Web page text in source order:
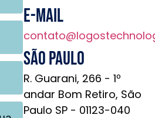
E-mail
São Paulo
R. Guarani, 266 - 1º
andar Bom Retiro, São
Paulo SP - 01123-040